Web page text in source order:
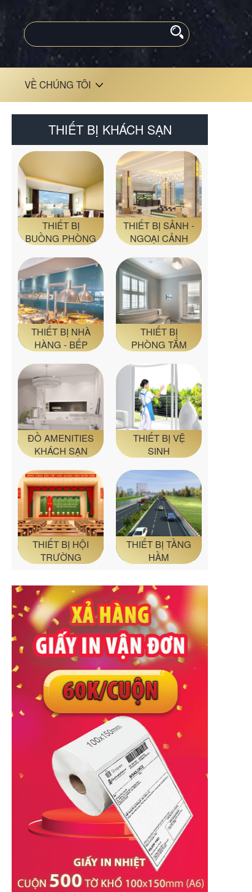
VỀ CHÚNG TÔI
THIẾT BỊ KHÁCH SẠN
THIẾT BỊ
BUỒNG PHÒNG
THIẾT BỊ SẢNH -
NGOẠI CẢNH
THIẾT BỊ NHÀ
HÀNG - BẾP
THIẾT BỊ
PHÒNG TẮM
ĐỒ AMENITIES
KHÁCH SẠN
THIẾT BỊ VỆ
SINH
THIẾT BỊ HỘI
TRƯỜNG
THIẾT BỊ TẦNG
HẦM